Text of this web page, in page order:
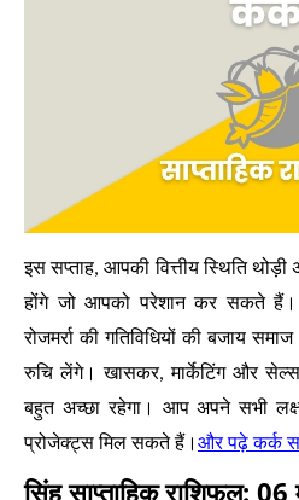
इस सप्ताह, आपकी वित्तीय स्थिति
होंगे जो आपको परेशान कर सकते हैं।
रोजमर्रा की गतिविधियों की बजाय
रुचि लेंगे। खासकर, मार्केटिंग और
बहुत अच्छा रहेगा। आप अपने सभी
प्रोजेक्ट्स मिल सकते हैं। और पढ़े कर्क
सिंह साप्ताहिक राशिफल: